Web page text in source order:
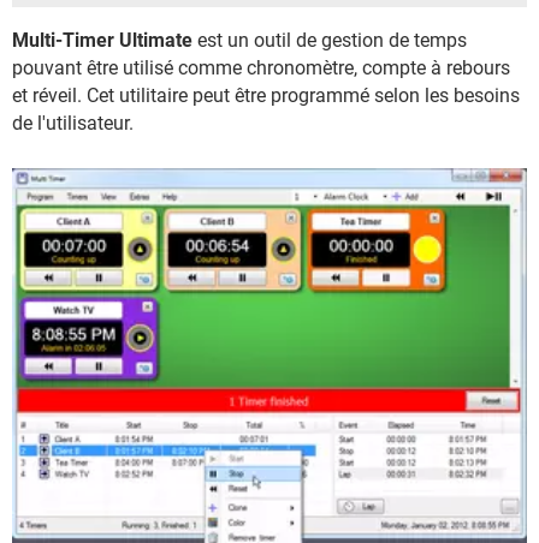
Multi-Timer Ultimate est un outil de gestion de temps
pouvant être utilisé comme chronomètre, compte à rebours
et réveil. Cet utilitaire peut être programmé selon les besoins
de l'utilisateur.